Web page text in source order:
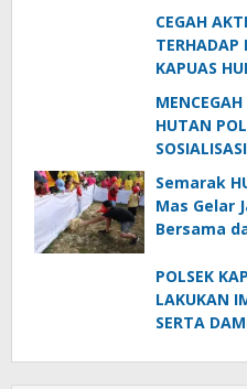
CEGAH
TERHADAP
KAPUAS
HUTAN
Semarak
Mas Gelar
Bersama
POLSEK
LAKUKAN
SERTA